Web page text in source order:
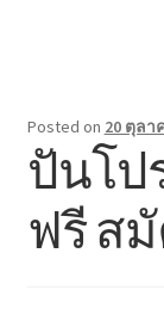
Contact
Lets get your
Posted on 20 ตุลา
ปันโป
ฟรี ส